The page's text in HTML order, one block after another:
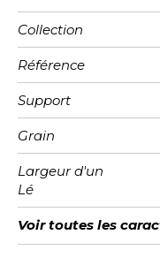
Collection
Référence
Support
Grain
Largeur d'un
Lé
Hauteur
Largeur
Totale
Raccord
Nombre de
lés
Poids g/m²
Entretien
Pose colle
Dépose
Norme COV
ASTME84
Norme
euroclass
Voir toutes les